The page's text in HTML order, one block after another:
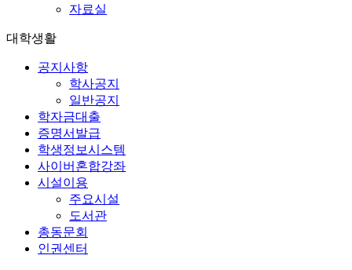
자료실
대학생활
공지사항
학사공지
일반공지
학자금대출
증명서발급
학생정보시스템
사이버혼합강좌
시설이용
주요시설
도서관
총동문회
인권센터